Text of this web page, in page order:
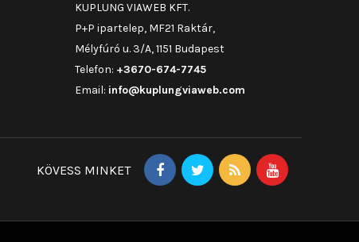
KUPLUNG VIAWEB KFT.
P+P ipartelep, MF21 Raktár,
Mélyfúró u. 3/A, 1151 Budapest
Telefon: +3670-674-7745
Email: info@kuplungviaweb.com
KÖVESS MINKET